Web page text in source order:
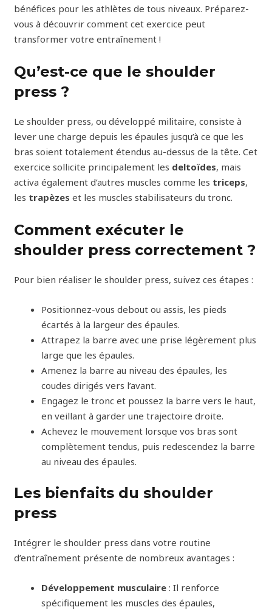
bénéfices pour les athlètes de tous niveaux. Préparez-
vous à découvrir comment cet exercice peut
transformer votre entraînement !
Qu’est-ce que le shoulder
press ?
Le shoulder press, ou développé militaire, consiste à
lever une charge depuis les épaules jusqu’à ce que les
bras soient totalement étendus au-dessus de la tête. Cet
exercice sollicite principalement les deltoïdes, mais
activa également d’autres muscles comme les triceps,
les trapèzes et les muscles stabilisateurs du tronc.
Comment exécuter le
shoulder press correctement ?
Pour bien réaliser le shoulder press, suivez ces étapes :
Positionnez-vous debout ou assis, les pieds
écartés à la largeur des épaules.
Attrapez la barre avec une prise légèrement plus
large que les épaules.
Amenez la barre au niveau des épaules, les
coudes dirigés vers l’avant.
Engagez le tronc et poussez la barre vers le haut,
en veillant à garder une trajectoire droite.
Achevez le mouvement lorsque vos bras sont
complètement tendus, puis redescendez la barre
au niveau des épaules.
Les bienfaits du shoulder
press
Intégrer le shoulder press dans votre routine
d’entraînement présente de nombreux avantages :
Développement musculaire : Il renforce
spécifiquement les muscles des épaules,